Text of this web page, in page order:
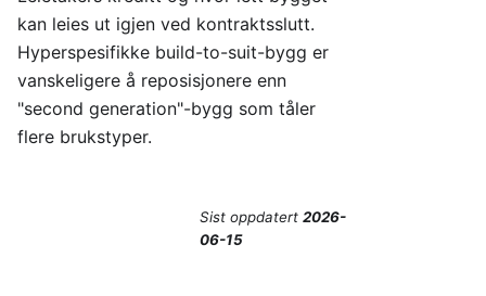
kan leies ut igjen ved kontraktsslutt.
Hyperspesifikke build-to-suit-bygg er
vanskeligere å reposisjonere enn
"second generation"-bygg som tåler
flere brukstyper.
Sist oppdatert 2026-
06-15